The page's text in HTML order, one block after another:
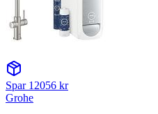
Spar 12056 kr
Grohe